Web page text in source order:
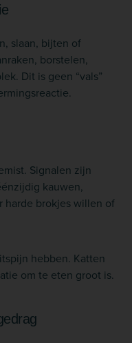
slaan, bijten of
borstelen,
Dit is geen “vals”
Signalen zijn
kauwen,
harde brokjes willen of
hebben. Katten
om te eten groot is.